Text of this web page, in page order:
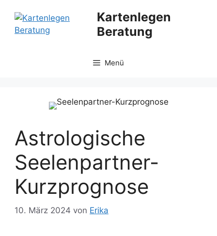
Inhalt
springen
Kartenlegen
Beratung
Menü
Astrologische
Seelenpartner-
Kurzprognose
10. März 2024 von Erika